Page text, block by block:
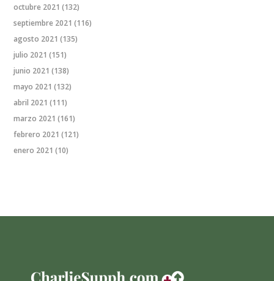
octubre 2021 (132)
septiembre 2021 (116)
agosto 2021 (135)
julio 2021 (151)
junio 2021 (138)
mayo 2021 (132)
abril 2021 (111)
marzo 2021 (161)
febrero 2021 (121)
enero 2021 (10)